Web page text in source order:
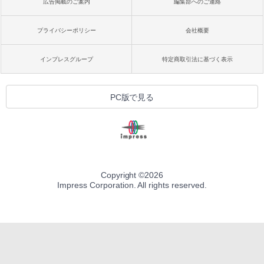
広告掲載のご案内 編集部へのご連絡
プライバシーポリシー 会社概要
インプレスグループ 特定商取引法に基づく表示
PC版で見る
Copyright ©2026
Impress Corporation. All rights reserved.